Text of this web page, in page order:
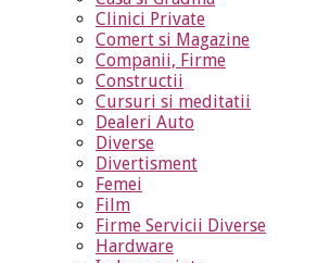
Clinici Private
Comert si Magazine
Companii, Firme
Constructii
Cursuri si meditatii
Dealeri Auto
Diverse
Divertisment
Femei
Film
Firme Servicii Diverse
Hardware